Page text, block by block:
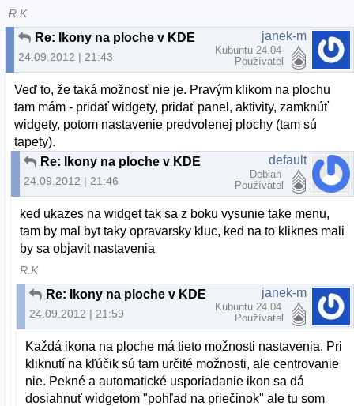
R.K
Re: Ikony na ploche v KDE
24.09.2012 | 21:43
janek-m
Kubuntu 24.04
Používateľ
Veď to, že taká možnosť nie je. Pravým klikom na plochu
tam mám - pridať widgety, pridať panel, aktivity, zamknúť
widgety, potom nastavenie predvolenej plochy (tam sú
tapety).
Re: Ikony na ploche v KDE
24.09.2012 | 21:46
default
Debian
Používateľ
ked ukazes na widget tak sa z boku vysunie take menu,
tam by mal byt taky opravarsky kluc, ked na to kliknes mali
by sa objavit nastavenia
R.K
Re: Ikony na ploche v KDE
24.09.2012 | 21:59
janek-m
Kubuntu 24.04
Používateľ
Každá ikona na ploche má tieto možnosti nastavenia. Pri
kliknutí na kľúčik sú tam určité možnosti, ale centrovanie
nie. Pekné a automatické usporiadanie ikon sa dá
dosiahnuť widgetom "pohľad na priečinok" ale tu som